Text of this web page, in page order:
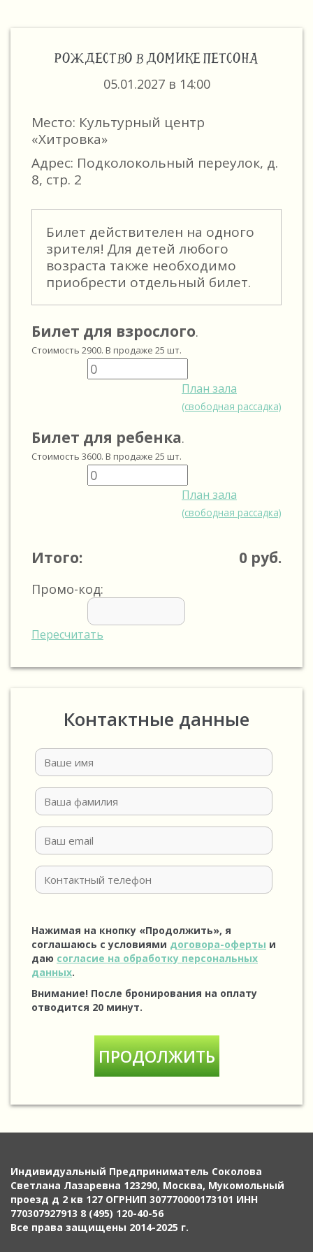
РОЖДЕСТВО В ДОМИКЕ ПЕТСОНА
05.01.2027 в 14:00
Место: Культурный центр
«Хитровка»
Адрес: Подколокольный переулок, д.
8, стр. 2
Билет действителен на одного
зрителя! Для детей любого
возраста также необходимо
приобрести отдельный билет.
Билет для взрослого.
Стоимость 2900. В продаже 25 шт.
План зала
(свободная рассадка)
Билет для ребенка.
Стоимость 3600. В продаже 25 шт.
План зала
(свободная рассадка)
Итого: 0 руб.
Промо-код:
Пересчитать
Контактные данные
Нажимая на кнопку «Продолжить», я
соглашаюсь с условиями договора-оферты и
даю согласие на обработку персональных
данных.
Внимание! После бронирования на оплату
отводится 20 минут.
Индивидуальный Предприниматель Соколова
Светлана Лазаревна 123290, Москва, Мукомольный
проезд д 2 кв 127 ОГРНИП 307770000173101 ИНН
770307927913 8 (495) 120-40-56
Все права защищены 2014-2025 г.